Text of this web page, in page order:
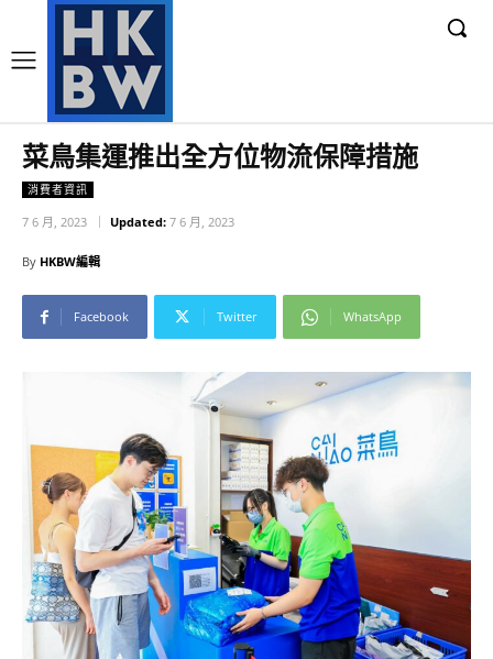
菜鳥集運推出全方位物流保障措施
消費者資訊
7 6 月, 2023 Updated: 7 6 月, 2023
By HKBW編輯
Facebook Twitter WhatsApp